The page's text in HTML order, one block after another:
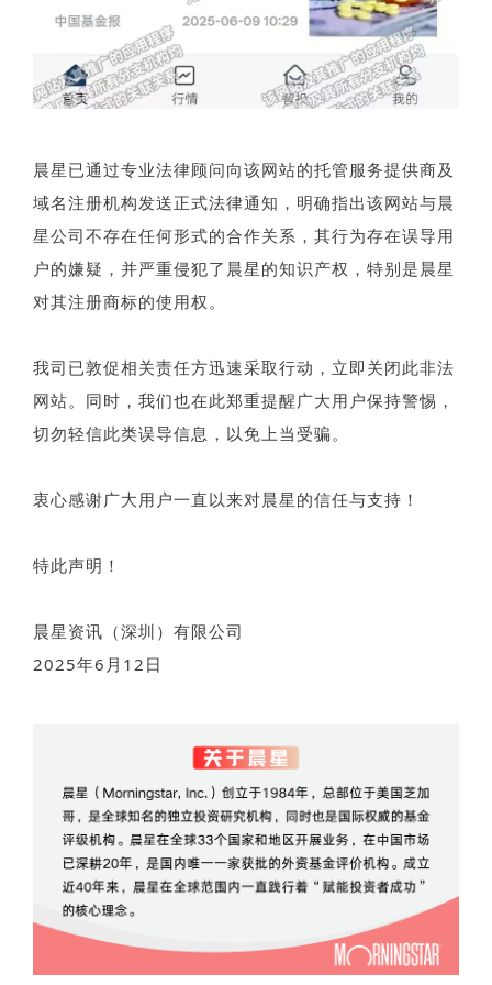
晨星已通过专业法律顾问向该网站的托管服务提供商及
域名注册机构发送正式法律通知，明确指出该网站与晨
星公司不存在任何形式的合作关系，其行为存在误导用
户的嫌疑，并严重侵犯了晨星的知识产权，特别是晨星
对其注册商标的使用权。
我司已敦促相关责任方迅速采取行动，立即关闭此非法
网站。同时，我们也在此郑重提醒广大用户保持警惕，
切勿轻信此类误导信息，以免上当受骗。
衷心感谢广大用户一直以来对晨星的信任与支持！
特此声明！
晨星资讯（深圳）有限公司
2025年6月12日